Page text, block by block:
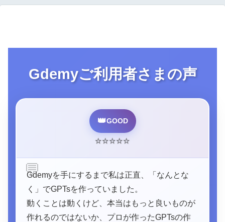
Gdemyご利用者さまの声
👑GOOD
⭐⭐⭐⭐⭐
💬
Gdemyを手にするまで私は正直、「なんとな
く」でGPTsを作っていました。
動くことは動くけど、本当はもっと良いものが
作れるのではないか、プロが作ったGPTsの作